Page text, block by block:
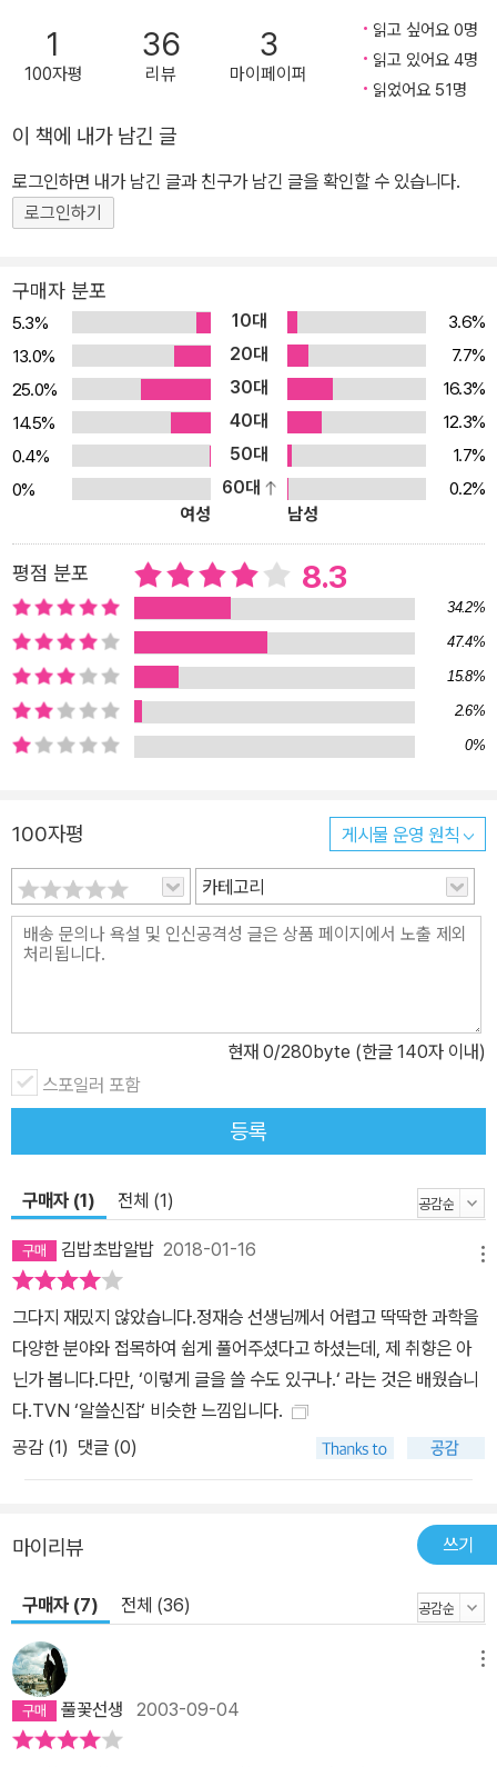
나, 사람처럼 판단하고 선택하는 인공지능을 연구하고 있습니다. 쓴
책으로는 『정재승의 과학 콘서트』(2001), 『열두 발자국』(2018) 등
이 있습니다. ‘10월의 하늘’을 통해 더 많은 청소년이 과학에 관심을
운영하고 있습니다.
1
100자평
36
리뷰
3
마이페이퍼
읽고 싶어요 0명
읽고 있어요 4명
읽었어요 51명
이 책에 내가 남긴 글
로그인하면 내가 남긴 글과 친구가 남긴 글을 확인할 수 있습니다.
로그인하기
구매자 분포
5.3% 10대
3.6%
13.0%
20대
7.7%
25.0%
30대
16.3%
14.5%
40대
12.3%
0.4%
50대
1.7%
0%
60대
0.2%
여성
남성
평점 분포 8.3
34.2%
47.4%
15.8%
2.6%
0%
100자평 게시물 운영 원칙
카테고리
현재 0/280byte (한글 140자 이내)
스포일러 포함
등록
구매자 (1) 전체 (1)
김밥초밥알밥 2018-01-16
그다지 재밌지 않았습니다.정재승 선생님께서 어렵고 딱딱한 과학을
다양한 분야와 접목하여 쉽게 풀어주셨다고 하셨는데, 제 취향은 아
닌가 봅니다.다만, ‘이렇게 글을 쓸 수도 있구나.‘ 라는 것은 배웠습니
다.TVN ‘알쓸신잡‘ 비슷한 느낌입니다.
공감 (1) 댓글 (0)
마이리뷰 쓰기
구매자 (7) 전체 (36)
풀꽃선생 2003-09-04